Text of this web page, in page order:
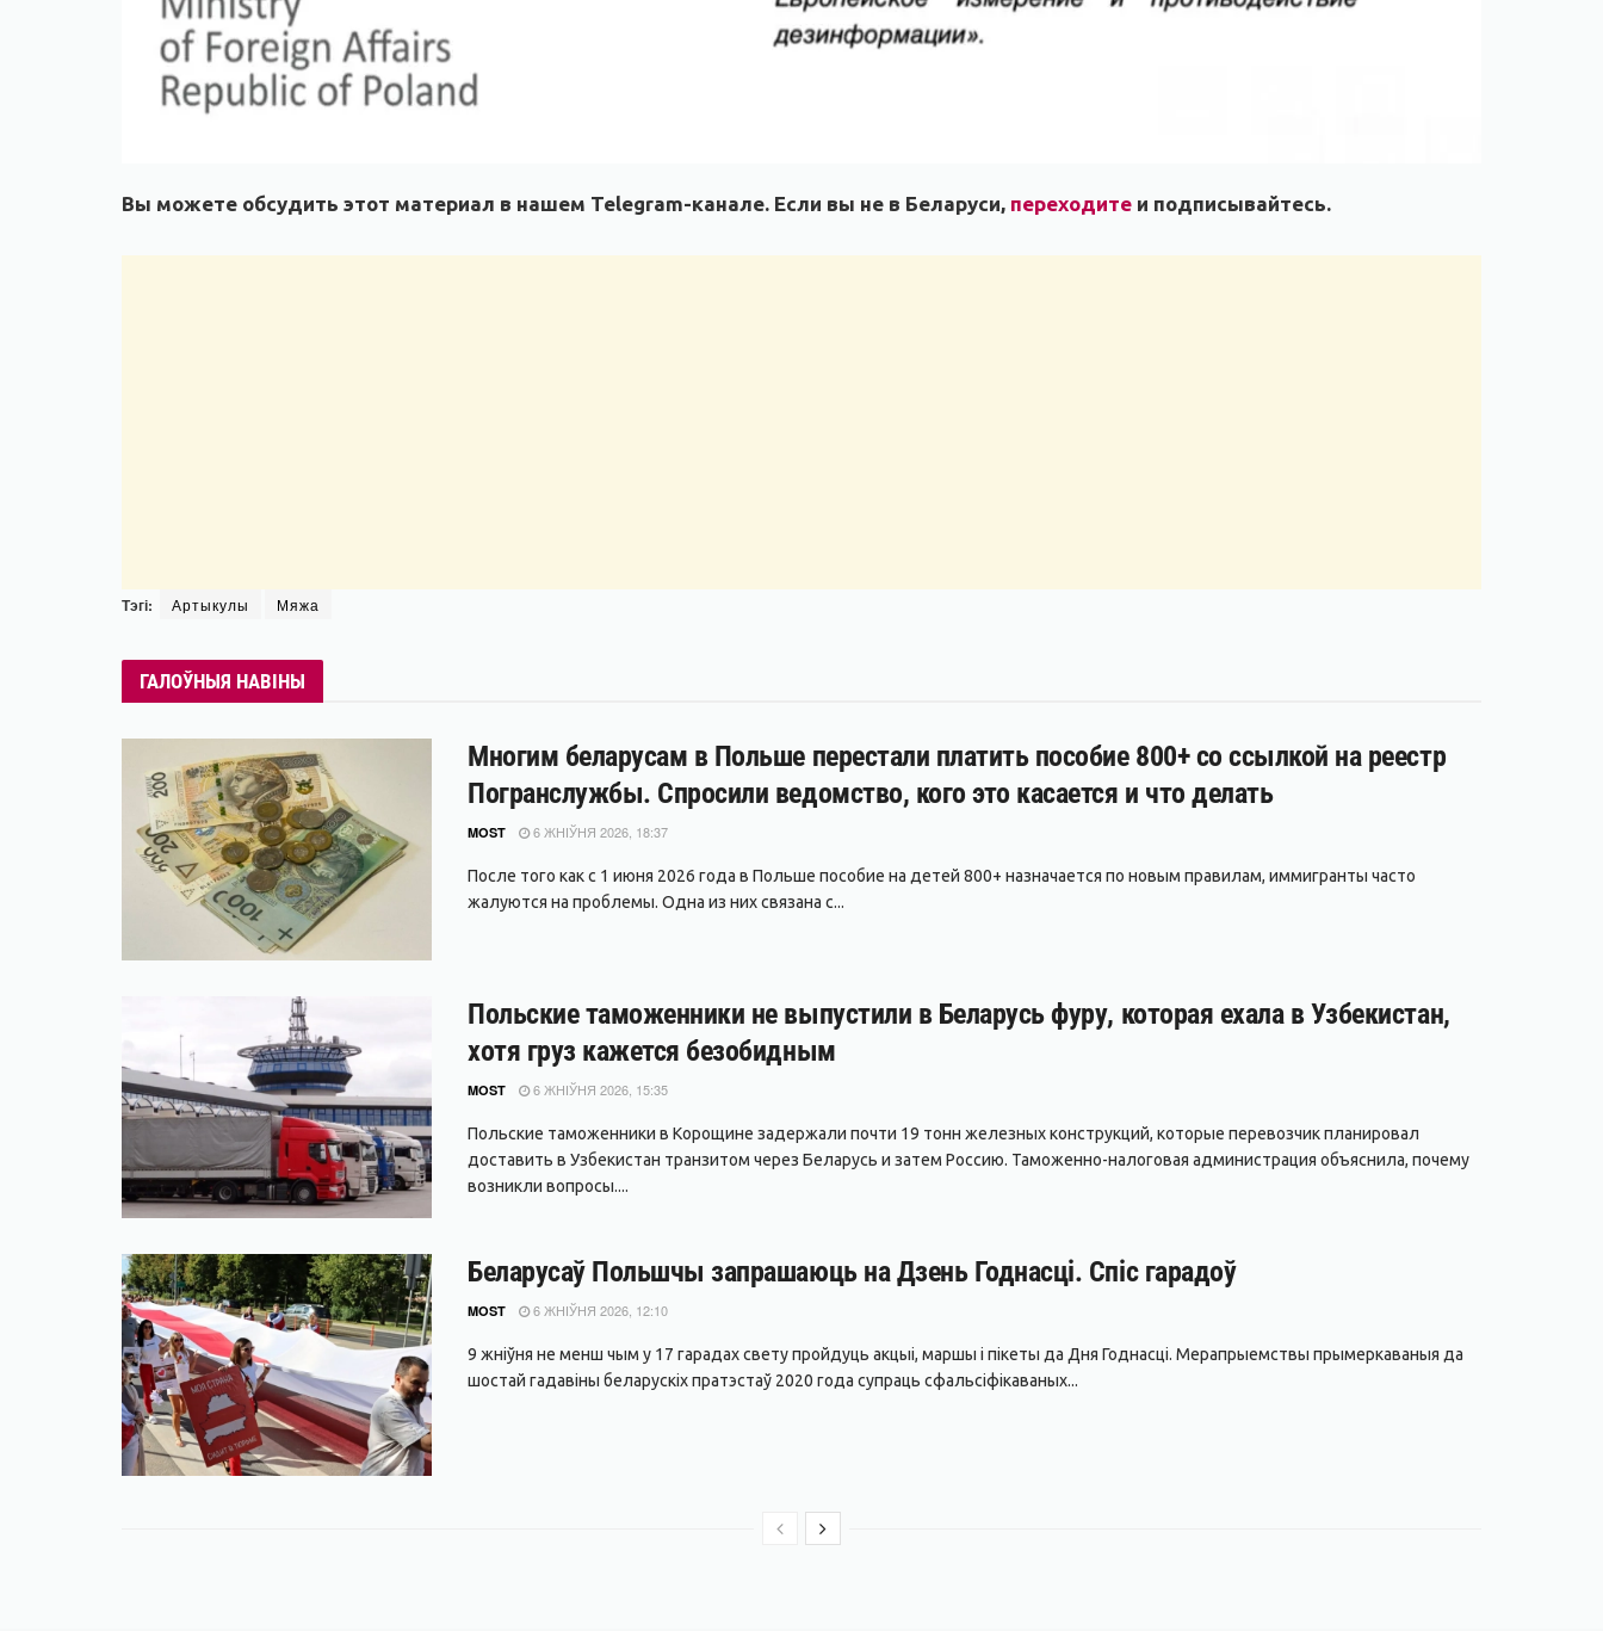
Вы можете обсудить этот материал в нашем Telegram-канале. Если вы не в Беларуси, переходите и подписывайтесь.
Тэгі: Артыкулы Мяжа
ГАЛОЎНЫЯ НАВІНЫ
Многим беларусам в Польше перестали платить пособие 800+ со ссылкой на реестр
Погранслужбы. Спросили ведомство, кого это касается и что делать
MOST 6 ЖНІЎНЯ 2026, 18:37
После того как с 1 июня 2026 года в Польше пособие на детей 800+ назначается по новым правилам, иммигранты часто
жалуются на проблемы. Одна из них связана с...
Польские таможенники не выпустили в Беларусь фуру, которая ехала в Узбекистан,
хотя груз кажется безобидным
MOST 6 ЖНІЎНЯ 2026, 15:35
Польские таможенники в Корощине задержали почти 19 тонн железных конструкций, которые перевозчик планировал
доставить в Узбекистан транзитом через Беларусь и затем Россию. Таможенно-налоговая администрация объяснила, почему
возникли вопросы....
Беларусаў Польшчы запрашаюць на Дзень Годнасці. Спіс гарадоў
MOST 6 ЖНІЎНЯ 2026, 12:10
9 жніўня не менш чым у 17 гарадах свету пройдуць акцыі, маршы і пікеты да Дня Годнасці. Мерапрыемствы прымеркаваныя да
шостай гадавіны беларускіх пратэстаў 2020 года супраць сфальсіфікаваных...